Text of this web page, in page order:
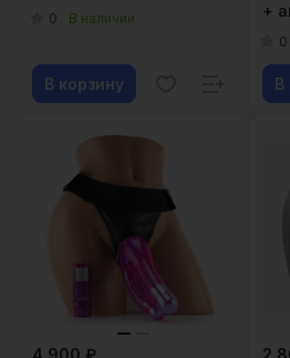
0 В наличии
В корзину
+
0
В
4 900 ₽
2